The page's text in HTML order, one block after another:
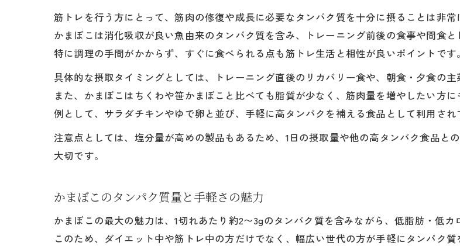
たんぱく質補給に最適なかまぼ
塩分控えめ食材を選ぶならかまぼこが
塩分控えめ食事にかまぼこが選
かまぼこで簡単に塩分コントロ
筋トレを行う方にとって、筋肉の修復や成長に必要なタンパク質を十分に摂ることは非常
かまぼこは消化吸収が良い魚由来のタンパク質を含み、トレーニング前後の食事や間食と
特に調理の手間がかからず、すぐに食べられる点も筋トレ生活と相性が良いポイントです。
具体的な摂取タイミングとしては、トレーニング直後のリカバリー食や、朝食・夕食の主
また、かまぼこはちくわや笹かまぼこと比べても脂質が少なく、筋肉量を増やしたい方に
例として、サラダチキンやゆで卵と並び、手軽に高タンパクを補える食品として利用され
注意点としては、塩分量が高めの製品もあるため、1日の摂取量や他の高タンパク食品と
大切です。
かまぼこのタンパク質量と手軽さの魅力
かまぼこの最大の魅力は、1切れあたり約2〜3gのタンパク質を含みながら、低脂肪・低カ
このため、ダイエット中や筋トレ中の方だけでなく、幅広い世代の方が手軽にタンパク質